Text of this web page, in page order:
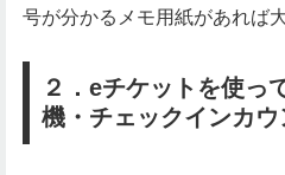
号が分かるメモ用紙があれば
２．eチケットを使っ
機・チェックインカ